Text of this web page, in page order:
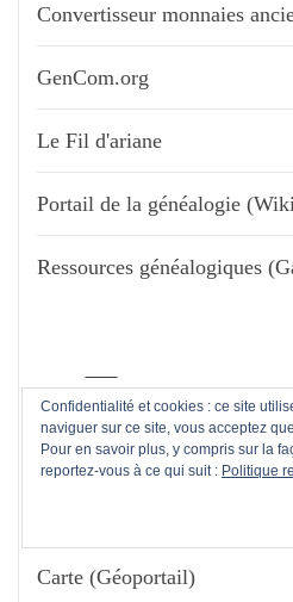
Convertisseur monnaies
GenCom.org
Le Fil d'ariane
Portail de la généalogie
Ressources généalogiques
Carte (Géoportail)
Confidentialité et cookies : ce site
naviguer sur ce site, vous acceptez
Pour en savoir plus, y compris sur la
reportez-vous à ce qui suit : Politique